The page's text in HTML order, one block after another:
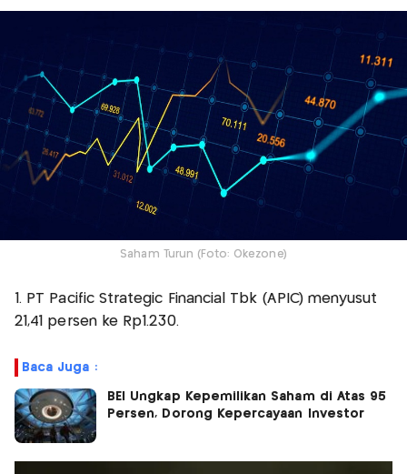
Saham Turun (Foto: Okezone)
1. PT Pacific Strategic Financial Tbk (APIC) menyusut
21,41 persen ke Rp1.230.
Baca Juga :
BEI Ungkap Kepemilikan Saham di Atas 95
Persen, Dorong Kepercayaan Investor